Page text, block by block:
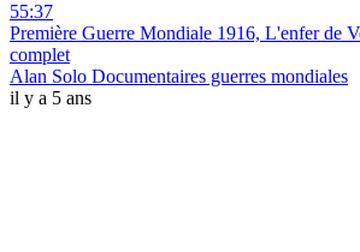
55:37
Première Guerre Mondiale 1916, L'enfer de
complet
Alan Solo Documentaires guerres mondiales
il y a 5 ans